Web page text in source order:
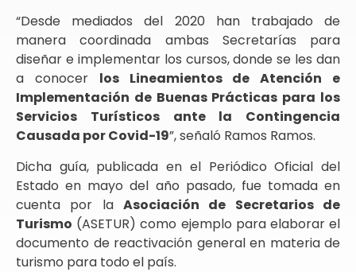
“Desde mediados del 2020 han trabajado de
manera coordinada ambas Secretarías para
diseñar e implementar los cursos, donde se les dan
a conocer los Lineamientos de Atención e
Implementación de Buenas Prácticas para los
Servicios Turísticos ante la Contingencia
Causada por Covid-19”, señaló Ramos Ramos.
Dicha guía, publicada en el Periódico Oficial del
Estado en mayo del año pasado, fue tomada en
cuenta por la Asociación de Secretarios de
Turismo (ASETUR) como ejemplo para elaborar el
documento de reactivación general en materia de
turismo para todo el país.